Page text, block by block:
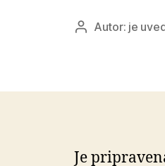
AutorAutor: je
Je